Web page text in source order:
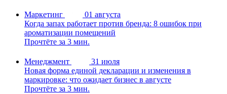
Маркетинг
01 августа
Когда запах работает против бренда: 8 ошибок при
ароматизации помещений
Прочтёте за 3 мин.
Менеджмент
31 июля
Новая форма единой декларации и изменения в
маркировке: что ожидает бизнес в августе
Прочтёте за 3 мин.